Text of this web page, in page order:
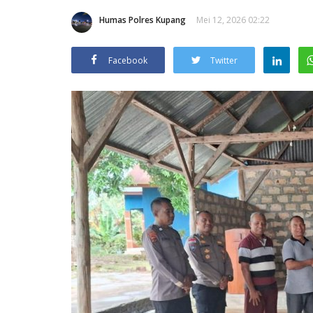
Humas Polres Kupang Mei 12, 2026 02:22
Facebook Twitter